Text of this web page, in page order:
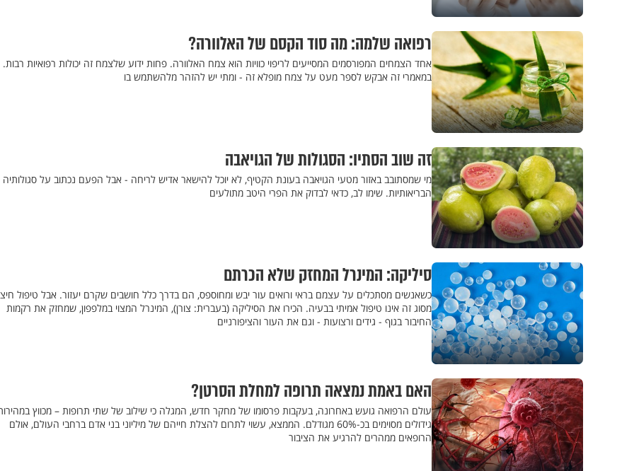
רפואה שלמה: מה סוד הקסם של האלוורה?
אחד הצמחים המפורסמים המסייעים לריפוי כוויות הוא צמח האלוורה. פחות ידוע שלצמח זה יכולות רפואיות רבות.
במאמרי זה אבקש לספר מעט על צמח מופלא זה - ומתי יש להזהר מלהשתמש בו
זה שוב הסתיו: הסגולות של הגויאבה
מי שמסתובב באזור מטעי הגויאבה בעונת הקטיף, לא יוכל להישאר אדיש לריחה - אבל הפעם נכתוב על סגולותיה
הבריאותיות. שימו לב, כדאי לבדוק את הפרי היטב מתולעים
סיליקה: המינרל המחזק שלא הכרתם
כשאנשים מסתכלים על עצמם בראי ורואים עור יבש ומחוספס, הם בדרך כלל חושבים שקרם יעזור. אבל טיפול
מסוג זה אינו טיפול אמיתי בבעיה. הכירו את הסיליקה (בעברית: צורן), המינרל המצוי במלפפון, שמחזק את רקמות
החיבור בגוף - גידים ורצועות - וגם את העור והציפורניים
האם באמת נמצאה תרופה למחלת הסרטן?
עולם הרפואה גועש באחרונה, בעקבות פרסומו של מחקר חדש, המגלה כי שילוב של שתי תרופות – מכווץ
גידולים מסוימים בכ-60% מגודלם. הממצא, עשוי לתרום להצלת חייהם של מיליוני בני אדם ברחבי העולם, אולם
הרופאים ממהרים להרגיע את הציבור